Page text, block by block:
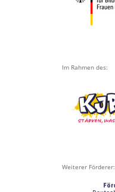
Im Rahmen des:
Weiterer Förderer: